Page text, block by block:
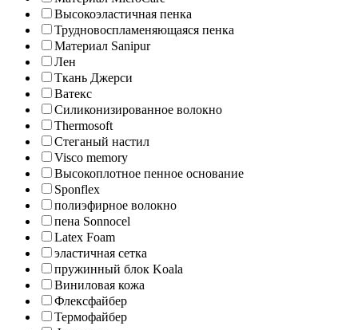
Высокоэластичная пенка
Трудновоспламеняющаяся пенка
Материал Sanipur
Лен
Ткань Джерси
Ватекс
Силиконизированное волокно
Thermosoft
Стеганый настил
Visco memory
Высокоплотное пенное основание
Sponflex
полиэфирное волокно
пена Sonnocel
Latex Foam
эластичная сетка
пружинный блок Koala
Виниловая кожа
Флексфайбер
Термофайбер